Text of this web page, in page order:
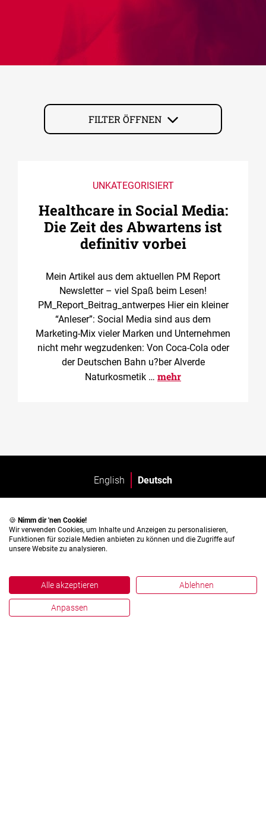
FILTER ÖFFNEN
UNKATEGORISIERT
Healthcare in Social Media:
Die Zeit des Abwartens ist
definitiv vorbei
Mein Artikel aus dem aktuellen PM Report
Newsletter – viel Spaß beim Lesen!
PM_Report_Beitrag_antwerpes Hier ein kleiner
“Anleser”: Social Media sind aus dem
Marketing-Mix vieler Marken und Unternehmen
nicht mehr wegzudenken: Von Coca-Cola oder
der Deutschen Bahn u?ber Alverde
Naturkosmetik … mehr
English Deutsch
🍪 Nimm dir 'nen Cookie!
Wir verwenden Cookies, um Inhalte und Anzeigen zu personalisieren,
Funktionen für soziale Medien anbieten zu können und die Zugriffe auf
unsere Website zu analysieren.
Alle akzeptieren Ablehnen
Anpassen